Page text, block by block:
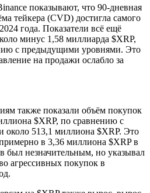
показывают, что 90-дневная
тейкера (CVD) достигла самого
года. Показатели всё ещё
минус 1,58 миллиарда $XRP,
с предыдущими уровнями. Это
на продажи ослабло за
также показали объём покупок
$XRP, по сравнению с
около 513,1 миллиона $XRP. Это
в 3,36 миллиона $XRP в
был незначительным, но указывал
агрессивных покупок в